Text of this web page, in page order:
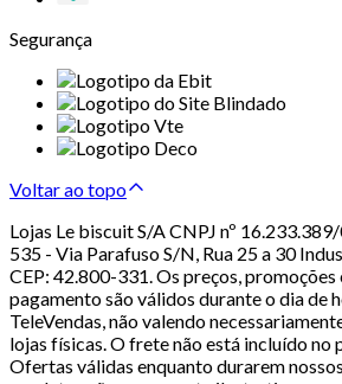
Segurança
Voltar ao topo
Lojas Le biscuit S/A CNPJ nº
535 - Via Parafuso S/N, Rua 25 a 30
CEP: 42.800-331. Os preços, promoções
pagamento são válidos durante o dia de
TeleVendas, não valendo
lojas físicas. O frete não está incluído no
Ofertas válidas enquanto durarem